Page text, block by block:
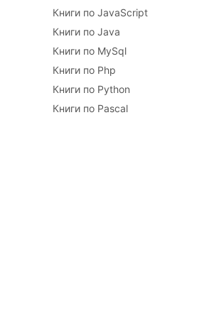
Книги по JavaScript
Книги по Java
Книги по MySql
Книги по Php
Книги по Python
Книги по Pascal